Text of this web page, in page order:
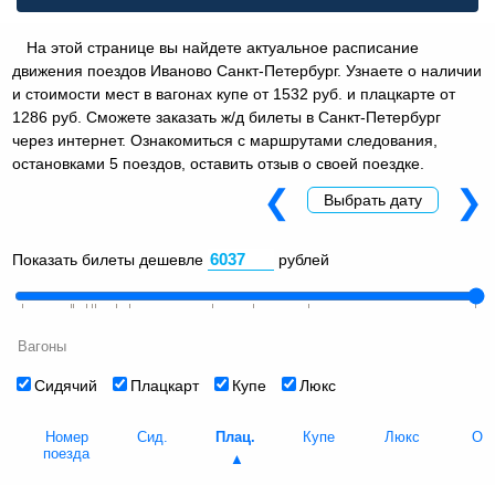
На этой странице вы найдете актуальное расписание
движения поездов Иваново Санкт-Петербург. Узнаете о наличии
и стоимости мест в вагонах купе от 1532 руб. и плацкарте от
1286 руб. Сможете заказать ж/д билеты в Санкт-Петербург
через интернет. Ознакомиться с маршрутами следования,
остановками 5 поездов, оставить отзыв о своей поездке.
Показать билеты дешевле рублей
Вагоны
Сидячий Плацкарт Купе Люкс
❮ Выбрать дату ❯
Номер
поезда
Сид. Плац. Купе Люкс